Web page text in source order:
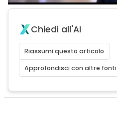
Chiedi all'AI
Riassumi questo articolo
Approfondisci con altre fonti